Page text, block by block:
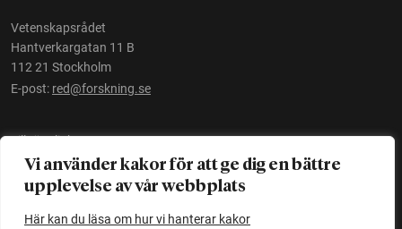
Vi använder kakor för att ge dig en bättre
upplevelse av vår webbplats
Här kan du läsa om hur vi hanterar kakor
Vetenskapsrådet
Hantverkargatan 11 B
112 21 Stockholm
E-post: red@forskning.se
Tillgänglighet
Ett initiativ avVetenskapsrådet